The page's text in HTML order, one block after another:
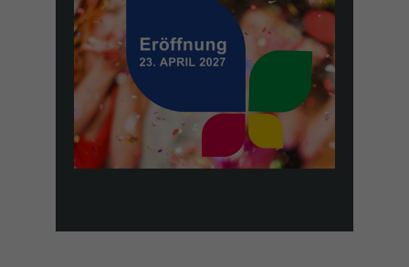
Laufzeit
Zweck Unterscheidung der Webseitenbesucher.
Name _ga_TNS3S6RE8W